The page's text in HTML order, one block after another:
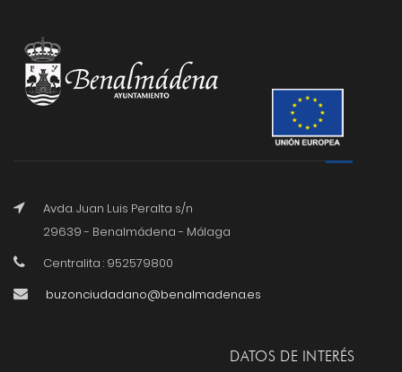
Avda. Juan Luis Peralta s/n
29639 - Benalmádena - Málaga
Centralita : 952579800
buzonciudadano@benalmadena.es
DATOS DE INTERÉS